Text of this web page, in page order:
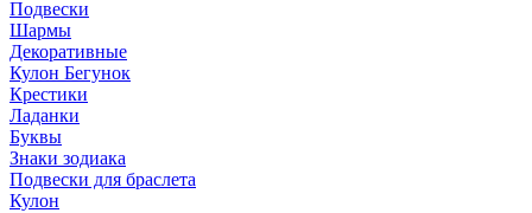
Подвески
Шармы
Декоративные
Кулон Бегунок
Крестики
Ладанки
Буквы
Знаки зодиака
Подвески для браслета
Кулон